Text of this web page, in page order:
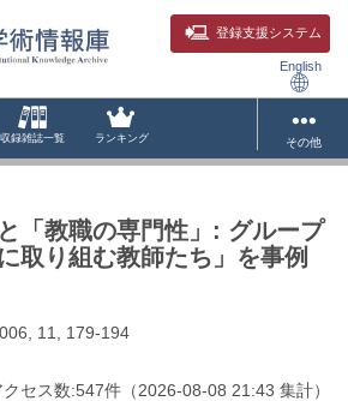
登録支援システム
English
収録雑誌一覧 ランキング その他
「教職の専門性」: グループ
取り組む教師たち」を事例
11, 179-194
クセス数:547件 （2026-08-08 21:43 集計）